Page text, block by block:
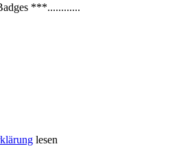
***............
lesen